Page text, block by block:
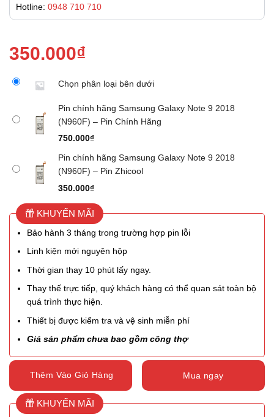
Hotline: 0948 710 710
350.000₫
Chọn phân loại bên dưới
Pin chính hãng Samsung Galaxy Note 9 2018
(N960F) – Pin Chính Hãng
750.000₫
Pin chính hãng Samsung Galaxy Note 9 2018
(N960F) – Pin Zhicool
350.000₫
KHUYẾN MÃI
Bảo hành 3 tháng trong trường hợp pin lỗi
Linh kiện mới nguyên hộp
Thời gian thay 10 phút lấy ngay.
Thay thế trực tiếp, quý khách hàng có thể quan sát toàn bộ
quá trình thực hiện.
Thiết bị được kiểm tra và vệ sinh miễn phí
Giá sản phẩm chưa bao gồm công thợ
Thêm Vào Giỏ Hàng Mua ngay
KHUYẾN MÃI